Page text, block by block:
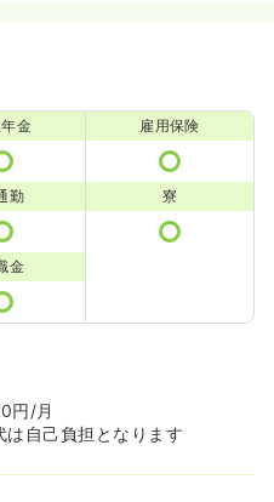
金 雇用保険
勤 寮
金
円/月
自己負担となります